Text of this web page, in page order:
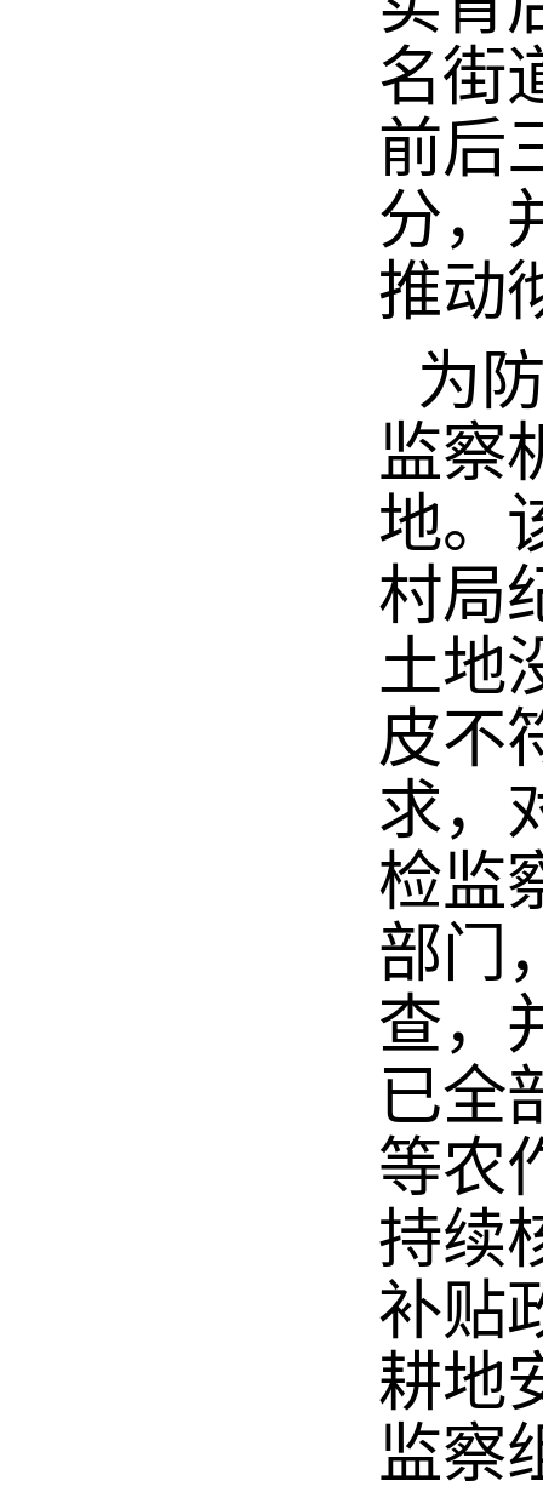
名街
前后
分，
推动
为
监察
地。
村局
土地
皮不
求，
检监
部门
查，
已全
等农
持续
补贴
耕地
监察